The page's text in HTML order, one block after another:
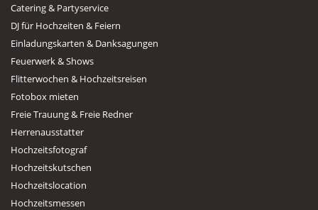
Catering & Partyservice
DJ für Hochzeiten & Feiern
Einladungskarten & Danksagungen
Feuerwerk & Shows
Flitterwochen & Hochzeitsreisen
Fotobox mieten
Freie Trauung & Freie Redner
Herrenausstatter
Hochzeitsfotograf
Hochzeitskutschen
Hochzeitslocation
Hochzeitsmessen